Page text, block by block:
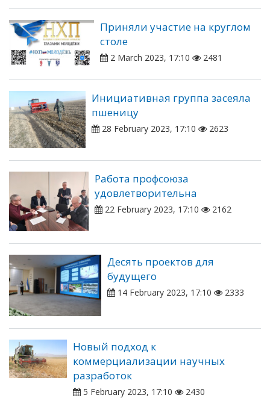
Приняли участие на круглом
столе
2 March 2023, 17:10 2481
Инициативная группа засеяла
пшеницу
28 February 2023, 17:10 2623
Работа профсоюза
удовлетворительна
22 February 2023, 17:10 2162
Десять проектов для
будущего
14 February 2023, 17:10 2333
Новый подход к
коммерциализации научных
разработок
5 February 2023, 17:10 2430